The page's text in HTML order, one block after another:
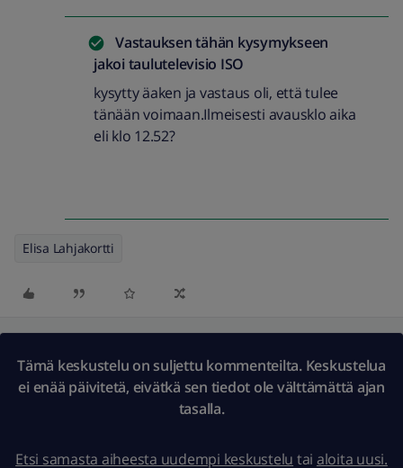
Vastauksen tähän kysymykseen
jakoi taulutelevisio ISO
kysytty äaken ja vastaus oli, että tulee
tänään voimaan.Ilmeisesti avausklo aika
eli klo 12.52?
Elisa Lahjakortti
Tämä keskustelu on suljettu kommenteilta. Keskustelua
ei enää päivitetä, eivätkä sen tiedot ole välttämättä ajan
tasalla.
Etsi samasta aiheesta uudempi keskustelu tai aloita uusi.